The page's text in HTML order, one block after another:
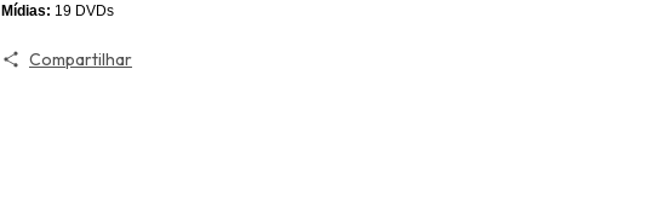
Mídias: 19 DVDs
Compartilhar